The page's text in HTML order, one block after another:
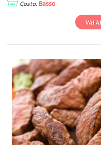
Costo: Basso
VAI